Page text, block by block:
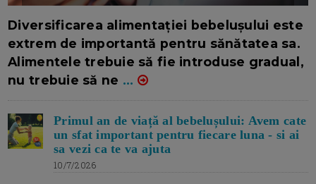
Diversificarea alimentației bebelușului este
extrem de importantă pentru sănătatea sa.
Alimentele trebuie să fie introduse gradual,
nu trebuie să ne ...
Primul an de viață al bebelușului: Avem cate
un sfat important pentru fiecare luna - si ai
sa vezi ca te va ajuta
10/7/2026